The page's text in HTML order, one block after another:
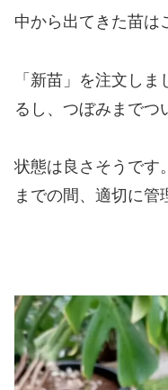
中から出てきた苗は
「新苗」を注文し
るし、つぼみまでつ
状態は良さそうです
までの間、適切に管